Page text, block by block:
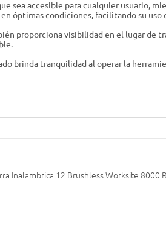
sea accesible para cualquier
óptimas condiciones, facilitando su uso
proporciona visibilidad en el lugar de
brinda tranquilidad al operar la
Inalambrica 12 Brushless Worksite 8000